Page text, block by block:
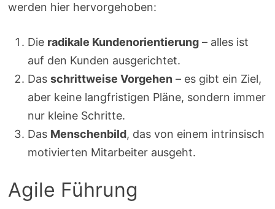
werden hier hervorgehoben:
Die radikale Kundenorientierung – alles ist
auf den Kunden ausgerichtet.
Dasschrittweise Vorgehen – es gibt ein Ziel,
aber keine langfristigen Pläne, sondern immer
nur kleine Schritte.
Das Menschenbild, das von einem intrinsisch
motivierten Mitarbeiter ausgeht.
Agile Führung